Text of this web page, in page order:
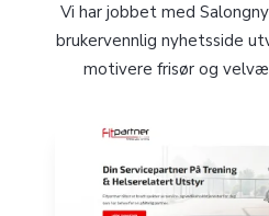
Vi har jobbet med
brukervennlig nyhetsside
motivere frisør og